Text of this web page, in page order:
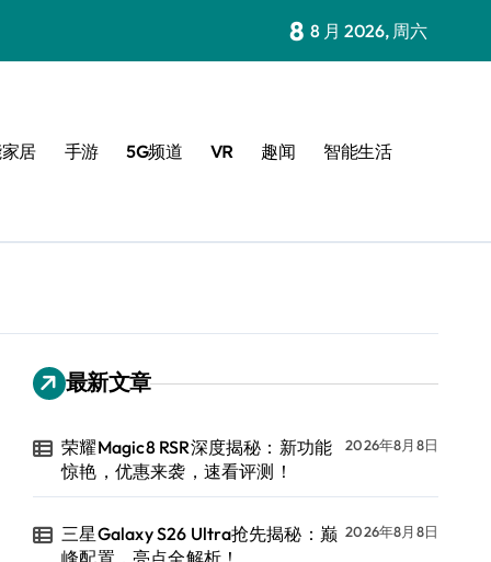
8 8 月 2026, 周六
居 手游 5G频道 VR 趣闻 智能生活
最新文章
荣耀Magic8 RSR深度揭秘：新功能
惊艳，优惠来袭，速看评测！
2026年8月8日
三星Galaxy S26 Ultra抢先揭秘：巅
峰配置，亮点全解析！
2026年8月8日